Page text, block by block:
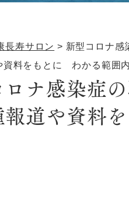
長寿サロン > 新型コロナ感
資料をもとに わかる範囲内
ナ感染症
報道や資